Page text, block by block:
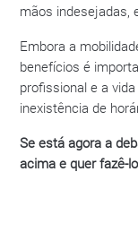
mãos indesejadas,
Embora a
benefícios é
profissional e a
inexistência de
Se está agora a
acima e quer fazê-